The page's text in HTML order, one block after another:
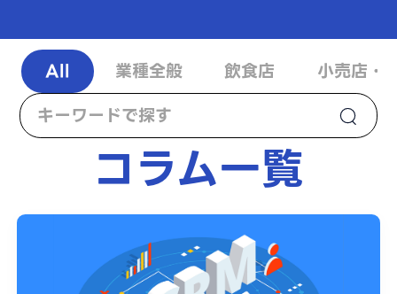
All 業種全般 飲食店 小売店・
コラム一覧